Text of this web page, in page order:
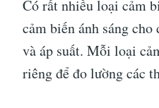
Có rất nhiều loại cảm
cảm biến ánh sáng
và áp suất. Mỗi loại
riêng để đo lường các